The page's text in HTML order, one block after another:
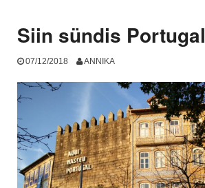
Siin sündis Portugal
07/12/2018 ANNIKA